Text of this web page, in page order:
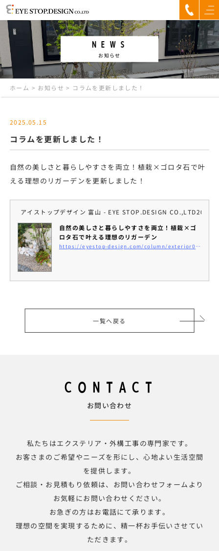
NEWS
お知らせ
ホーム > お知らせ > コラムを更新しました！
2025.05.15
コラムを更新しました！
自然の美しさと暮らしやすさを両立！植栽×ゴロタ石で叶
える理想のリガーデンを更新しました！
アイストップデザイン 富山 - EYE STOP.DESIGN CO.,LTD
自然の美しさと暮らしやすさを両立！植栽×ゴ
ロタ石で叶える理想のリガーデン
https://eyestop-design.com/column/exterior023
一覧へ戻る
CONTACT
お問い合わせ
私たちはエクステリア・外構工事の専門家です。
お客さまのご希望やニーズを形にし、心地よい生活空間
を提供します。
ご相談・お見積もり依頼は、お問い合わせフォームより
お気軽にお問い合わせください。
お急ぎの方はお電話にて承ります。
理想の空間を実現するために、精一杯お手伝いさせてい
ただきます。